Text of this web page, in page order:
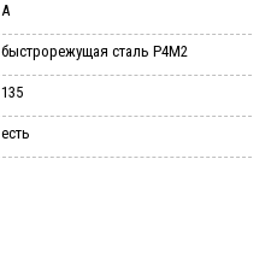
А
быстрорежущая сталь Р4М2
135
есть